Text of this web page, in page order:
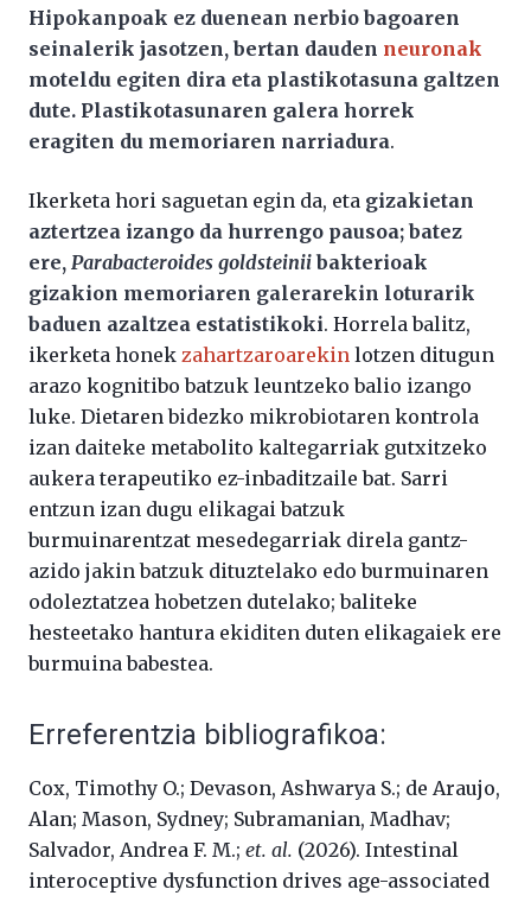
Hipokanpoak ez duenean nerbio bagoaren
seinalerik jasotzen, bertan dauden neuronak
moteldu egiten dira eta plastikotasuna galtzen
dute. Plastikotasunaren galera horrek
eragiten du memoriaren narriadura.
Ikerketa hori saguetan egin da, eta gizakietan
aztertzea izango da hurrengo pausoa; batez
ere, Parabacteroides goldsteiniibakterioak
gizakion memoriaren galerarekin loturarik
baduen azaltzea estatistikoki. Horrela balitz,
ikerketa honek zahartzaroarekin lotzen ditugun
arazo kognitibo batzuk leuntzeko balio izango
luke. Dietaren bidezko mikrobiotaren kontrola
izan daiteke metabolito kaltegarriak gutxitzeko
aukera terapeutiko ez-inbaditzaile bat. Sarri
entzun izan dugu elikagai batzuk
burmuinarentzat mesedegarriak direla gantz-
azido jakin batzuk dituztelako edo burmuinaren
odoleztatzea hobetzen dutelako; baliteke
hesteetako hantura ekiditen duten elikagaiek ere
burmuina babestea.
Erreferentzia bibliografikoa:
Cox, Timothy O.; Devason, Ashwarya S.; de Araujo,
Alan; Mason, Sydney; Subramanian, Madhav;
Salvador, Andrea F. M.; et. al. (2026). Intestinal
interoceptive dysfunction drives age-associated